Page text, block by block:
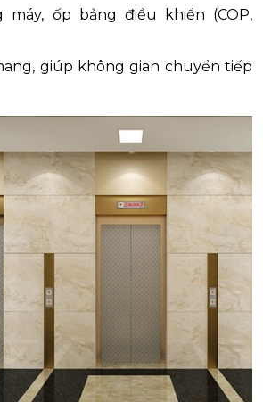
ốp bảng điều khiển (COP,
giúp không gian chuyển tiếp